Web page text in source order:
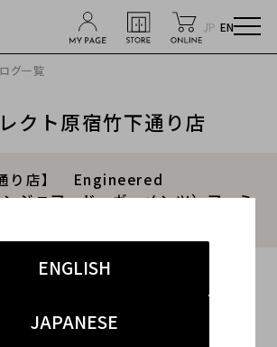
JP EN
ENGLISH
JAPANESE
グ一覧
クト原宿竹下通り店
通り店】 Engineered
ジニアード・ガーメンツ）アーミ